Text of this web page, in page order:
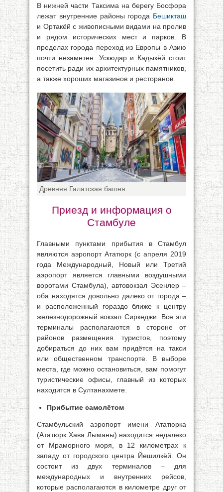
В нижней части Таксима на берегу Босфора
лежат внутренние районы города Бешикташ
и Ортакёй с живописными видами на пролив
и рядом исторических мест и парков. В
пределах города переход из Европы в Азию
почти незаметен. Ускюдар и Кадыкёй стоит
посетить ради их архитектурных памятников,
а также хороших магазинов и ресторанов.
Древняя Галатская башня
Приезд и информация о
Стамбуле
Главными пунктами прибытия в Стамбул
являются аэропорт Ататюрк (с апреля 2019
года Международный, Новый или Третий
аэропорт является главными воздушными
воротами Стамбула), автовокзал Эсенлер –
оба находятся довольно далеко от города –
и расположенный гораздо ближе к центру
железнодорожный вокзал Сиркеджи. Все эти
терминалы располагаются в стороне от
районов размещения туристов, поэтому
добираться до них вам придётся на такси
или общественном транспорте. В выборе
места, где можно остановиться, вам помогут
туристические офисы, главный из которых
находится в Султанахмете.
Прибытие самолётом
Стамбульский аэропорт имени Ататюрка
(Ататюрк Хава Лыманы) находится недалеко
от Мраморного моря, в 12 километрах к
западу от городского центра Йешилкёй. Он
состоит из двух терминалов – для
международных и внутренних рейсов,
которые располагаются в километре друг от